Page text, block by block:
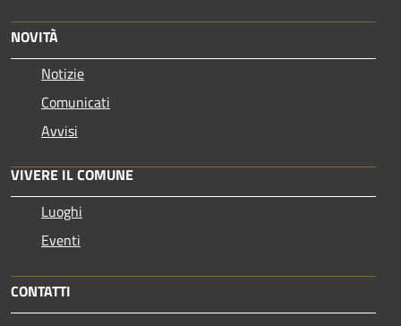
NOVITÀ
Notizie
Comunicati
Avvisi
VIVERE IL COMUNE
Luoghi
Eventi
CONTATTI